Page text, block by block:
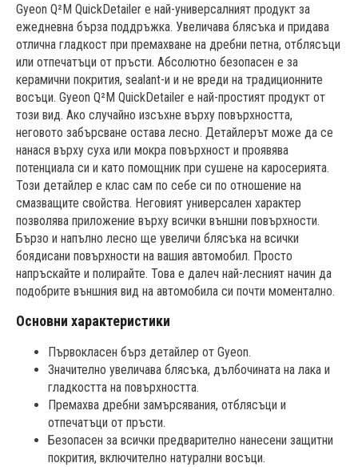
Gyeon Q²M QuickDetailer е най-универсалният продукт за
ежедневна бърза поддръжка. Увеличава блясъка и придава
отлична гладкост при премахване на дребни петна, отблясъци
или отпечатъци от пръсти. Абсолютно безопасен е за
керамични покрития, sealant-и и не вреди на традиционните
восъци. Gyeon Q²M QuickDetailer е най-простият продукт от
този вид. Ако случайно изсъхне върху повърхността,
неговото забърсване остава лесно. Детайлерът може да се
нанася върху суха или мокра повърхност и проявява
потенциала си и като помощник при сушене на каросерията.
Този детайлер е клас сам по себе си по отношение на
смазващите свойства. Неговият универсален характер
позволява приложение върху всички външни повърхности.
Бързо и напълно лесно ще увеличи блясъка на всички
боядисани повърхности на вашия автомобил. Просто
напръскайте и полирайте. Това е далеч най-лесният начин да
подобрите външния вид на автомобила си почти моментално.
Основни характеристики
Първокласен бърз детайлер от Gyeon.
Значително увеличава блясъка, дълбочината на лака и
гладкостта на повърхността.
Премахва дребни замърсявания, отблясъци и
отпечатъци от пръсти.
Безопасен за всички предварително нанесени защитни
покрития, включително натурални восъци.